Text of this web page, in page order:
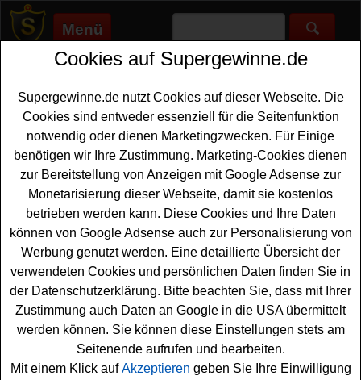
Menü
Supergewinne.de>Gewinnspiele>Fanartikel Gewinnspiele
Anzeige:
Anzeige:
Edeka Gewinnspiel - Tabaluga
Fanpaket gewinnen
Alle Fans von Tabaluga sollten bei diesem kostenlosen
Edeka Gewinnspiel mitmachen. Edeka verlost insgesamt
zehn coole TabalugaFanpakete- und mit etwas Glück
können Sie eins davon gewinnen. Falls Sie sich die
schöne Chance sichern möchten, müssen Sie das kleine
Quiz erfolgreich lösen. Danach können Sie das Formular
ausfüllen und sich so Ihre Gewinnchance sichern.
Vielleicht haben Sie ja Glück? Auf jeden Fall drücken wir
Cookies auf Supergewinne.de
Supergewinne.de nutzt Cookies auf dieser Webseite. Die
Cookies sind entweder essenziell für die Seitenfunktion
notwendig oder dienen Marketingzwecken. Für Einige
benötigen wir Ihre Zustimmung. Marketing-Cookies dienen
zur Bereitstellung von Anzeigen mit Google Adsense zur
Monetarisierung dieser Webseite, damit sie kostenlos
betrieben werden kann. Diese Cookies und Ihre Daten
können von Google Adsense auch zur Personalisierung von
Werbung genutzt werden. Eine detaillierte Übersicht der
verwendeten Cookies und persönlichen Daten finden Sie in
der Datenschutzerklärung. Bitte beachten Sie, dass mit Ihrer
Zustimmung auch Daten an Google in die USA übermittelt
werden können. Sie können diese Einstellungen stets am
Seitenende aufrufen und bearbeiten.
Mit einem Klick aufAkzeptieren geben Sie Ihre Einwilligung